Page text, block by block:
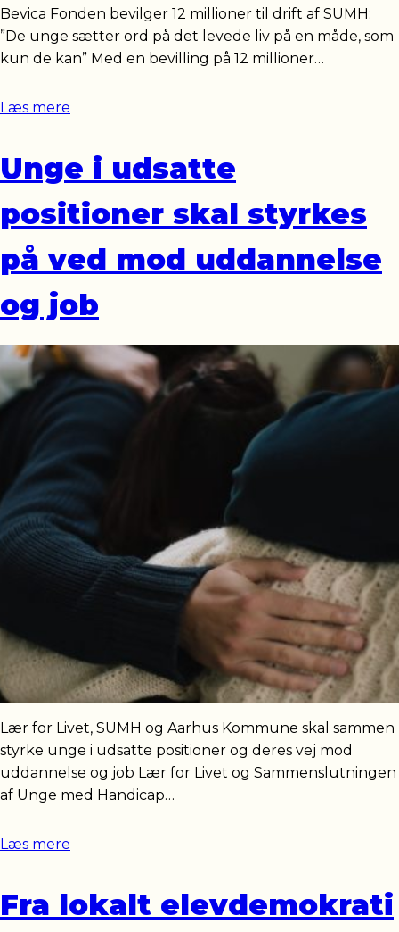
Bevica Fonden bevilger 12 millioner til drift af SUMH:
”De unge sætter ord på det levede liv på en måde, som
kun de kan” Med en bevilling på 12 millioner…
Læs mere
Unge i udsatte
positioner skal styrkes
på ved mod uddannelse
og job
Lær for Livet, SUMH og Aarhus Kommune skal sammen
styrke unge i udsatte positioner og deres vej mod
uddannelse og job Lær for Livet og Sammenslutningen
af Unge med Handicap…
Læs mere
Fra lokalt elevdemokrati